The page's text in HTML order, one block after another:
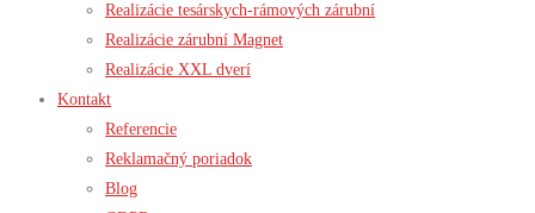
Realizácie tesárskych-rámových zárubní
Realizácie zárubní Magnet
Realizácie XXL dverí
Kontakt
Referencie
Reklamačný poriadok
Blog